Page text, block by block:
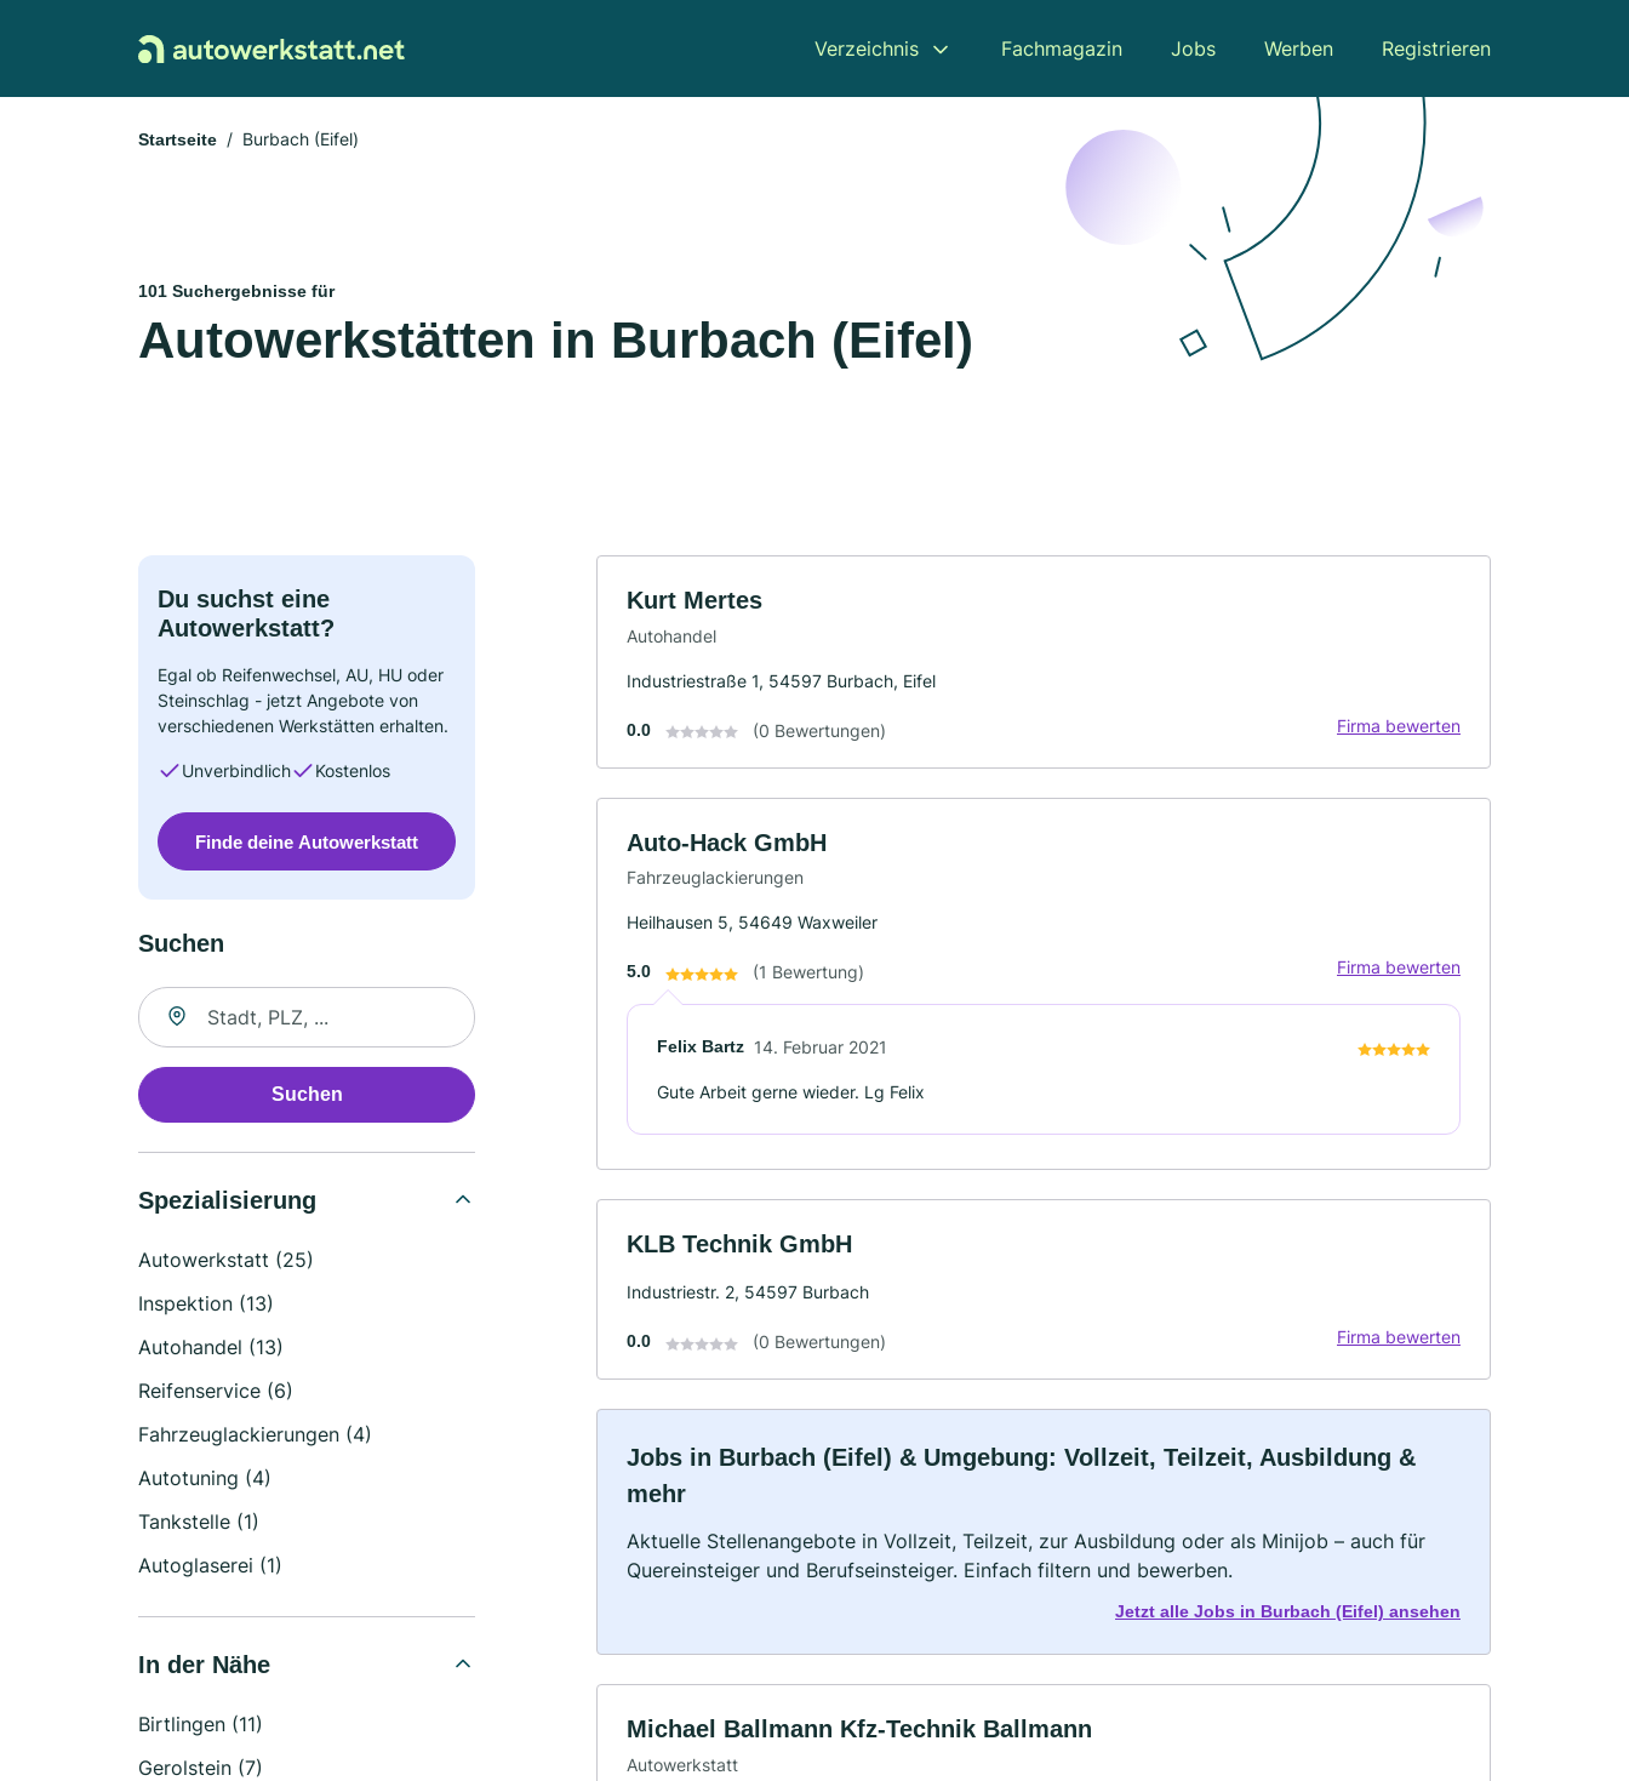
Verzeichnis Fachmagazin Jobs Werben Registrieren
Startseite Burbach (Eifel)
101 Suchergebnisse für
Autowerkstätten in Burbach (Eifel)
Du suchst eine
Autowerkstatt?
Egal ob Reifenwechsel, AU, HU oder
Steinschlag - jetzt Angebote von
verschiedenen Werkstätten erhalten.
Unverbindlich Kostenlos
Finde deine Autowerkstatt
Suchen
Suche nach Ort
Suchen
Spezialisierung
Autowerkstatt (25)
Inspektion (13)
Autohandel (13)
Reifenservice (6)
Fahrzeuglackierungen (4)
Autotuning (4)
Tankstelle (1)
Autoglaserei (1)
In der Nähe
Birtlingen (11)
Gerolstein (7)
Kurt Mertes
Autohandel
Industriestraße 1, 54597 Burbach, Eifel
0.0 (0 Bewertungen) Firma bewerten
Auto-Hack GmbH
Fahrzeuglackierungen
Heilhausen 5, 54649 Waxweiler
5.0 (1 Bewertung) Firma bewerten
Felix Bartz 14. Februar 2021
Gute Arbeit gerne wieder. Lg Felix
KLB Technik GmbH
Industriestr. 2, 54597 Burbach
0.0 (0 Bewertungen) Firma bewerten
Jobs in Burbach (Eifel) & Umgebung: Vollzeit, Teilzeit, Ausbildung &
mehr
Aktuelle Stellenangebote in Vollzeit, Teilzeit, zur Ausbildung oder als Minijob – auch für
Quereinsteiger und Berufseinsteiger. Einfach filtern und bewerben.
Jetzt alle Jobs in Burbach (Eifel) ansehen
Michael Ballmann Kfz-Technik Ballmann
Autowerkstatt